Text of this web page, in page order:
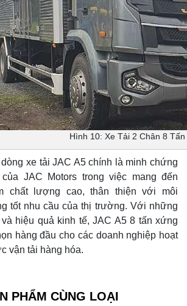
Hình 10: Xe Tải 2 Chân 8 Tấn
xe tải JAC A5 chính là minh chứng
JAC Motors trong việc mang đến
chất lượng cao, thân thiện với môi
tốt nhu cầu của thị trường. Với những
hiệu quả kinh tế, JAC A5 8 tấn xứng
hàng đầu cho các doanh nghiệp hoạt
vận tải hàng hóa.
PHẨM CÙNG LOẠI